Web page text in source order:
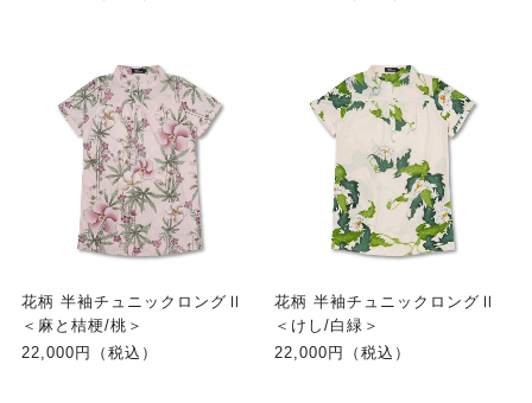
花柄 半袖チュニックロングⅡ
＜麻と桔梗/桃＞
22,000円（税込）
花柄 半袖チュニックロングⅡ
＜けし/白緑＞
22,000円（税込）